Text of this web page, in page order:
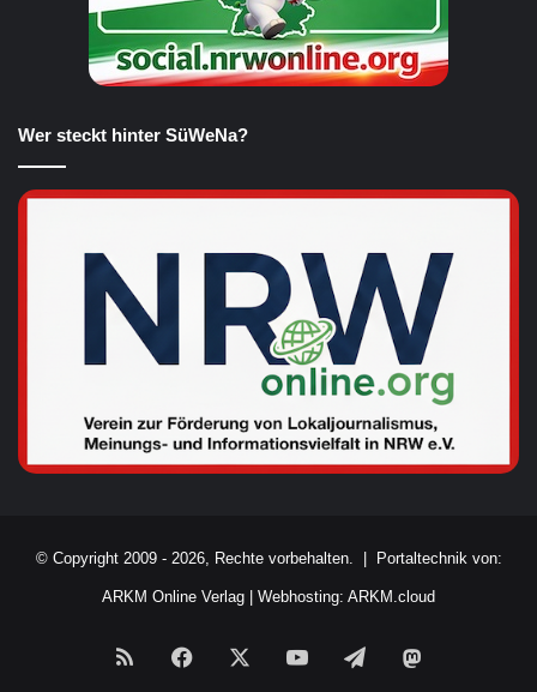
Wer steckt hinter SüWeNa?
© Copyright 2009 - 2026, Rechte vorbehalten. | Portaltechnik von:
ARKM Online Verlag Webhosting: ARKM.cloud
RSS Facebook YouTubeTelegram